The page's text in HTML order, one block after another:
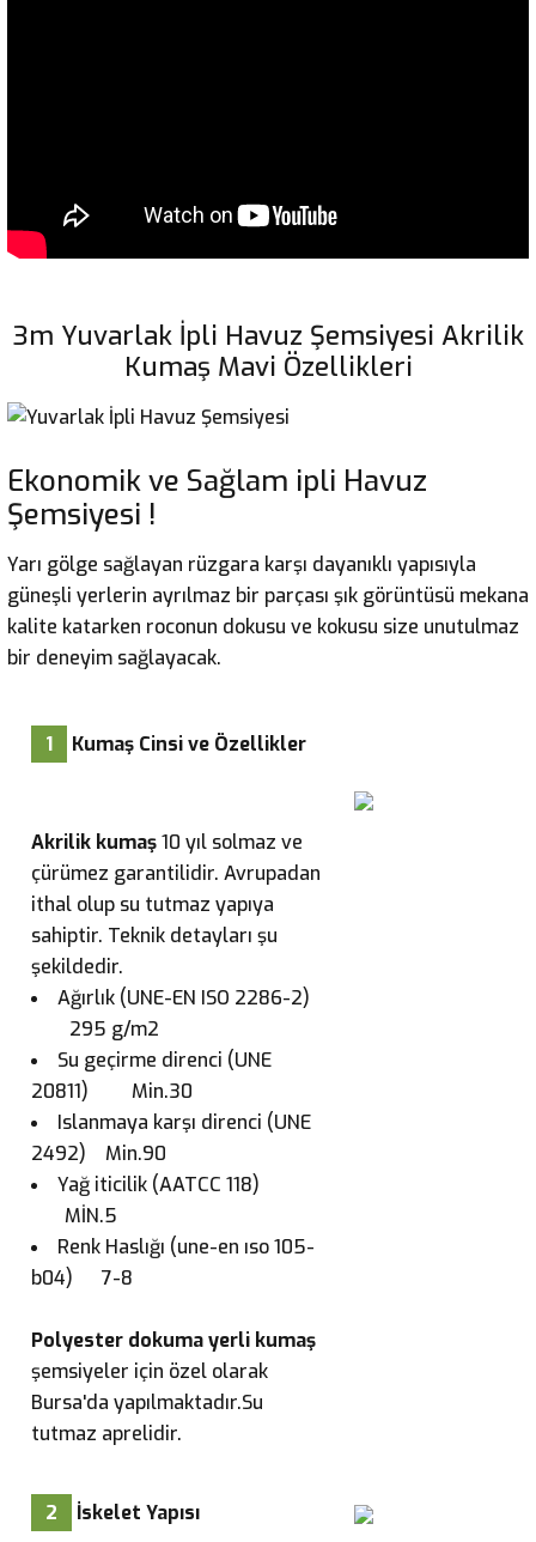
3m Yuvarlak İpli Havuz Şemsiyesi Akrilik
Kumaş Mavi Özellikleri
Ekonomik ve Sağlam ipli Havuz
Şemsiyesi !
Yarı gölge sağlayan rüzgara karşı dayanıklı yapısıyla
güneşli yerlerin ayrılmaz bir parçası şık görüntüsü mekana
kalite katarken roconun dokusu ve kokusu size unutulmaz
bir deneyim sağlayacak.
1 Kumaş Cinsi ve Özellikler
Akrilik kumaş10 yıl solmaz ve
çürümez garantilidir. Avrupadan
ithal olup su tutmaz yapıya
sahiptir. Teknik detayları şu
şekildedir.
Ağırlık (UNE-EN ISO 2286-2)
295 g/m2
Su geçirme direnci (UNE
20811) Min.30
Islanmaya karşı direnci (UNE
2492) Min.90
Yağ iticilik (AATCC 118)
MİN.5
Renk Haslığı (une-en ıso 105-
b04) 7-8
Polyester dokuma yerli kumaş
şemsiyeler için özel olarak
Bursa'da yapılmaktadır.Su
tutmaz aprelidir.
2
İskelet Yapısı